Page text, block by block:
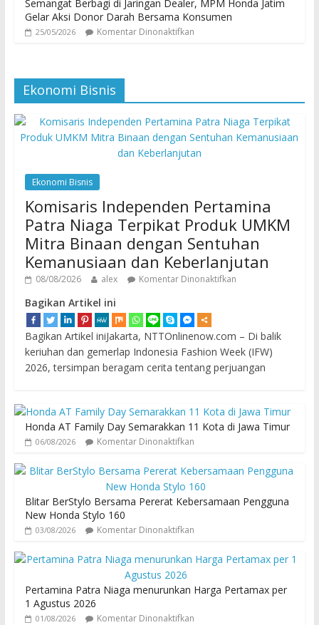
Semangat Berbagi di Jaringan Dealer, MPM Honda Jatim
Gelar Aksi Donor Darah Bersama Konsumen
25/05/2026 Komentar Dinonaktifkan
Ekonomi Bisnis
Ekonomi Bisnis
Komisaris Independen Pertamina
Patra Niaga Terpikat Produk UMKM
Mitra Binaan dengan Sentuhan
Kemanusiaan dan Keberlanjutan
08/08/2026 alex Komentar Dinonaktifkan
Bagikan Artikel ini
Bagikan Artikel iniJakarta, NTTOnlinenow.com – Di balik
keriuhan dan gemerlap Indonesia Fashion Week (IFW)
2026, tersimpan beragam cerita tentang perjuangan
Honda AT Family Day Semarakkan 11 Kota di Jawa Timur
06/08/2026 Komentar Dinonaktifkan
Blitar BerStylo Bersama Pererat Kebersamaan Pengguna
New Honda Stylo 160
03/08/2026 Komentar Dinonaktifkan
Pertamina Patra Niaga menurunkan Harga Pertamax per
1 Agustus 2026
01/08/2026 Komentar Dinonaktifkan